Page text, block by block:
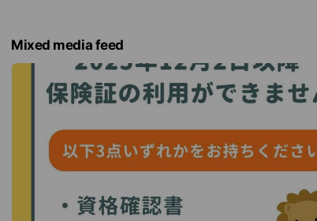
・三種混合（ジフテリア・百日咳・破傷風）
・不活化ポリオ
当院では、複数のワクチン接種をご検討の方に向けた
接種をご希望の際は、母子手帳をお持ちのうえご来院く
Mixed media feed